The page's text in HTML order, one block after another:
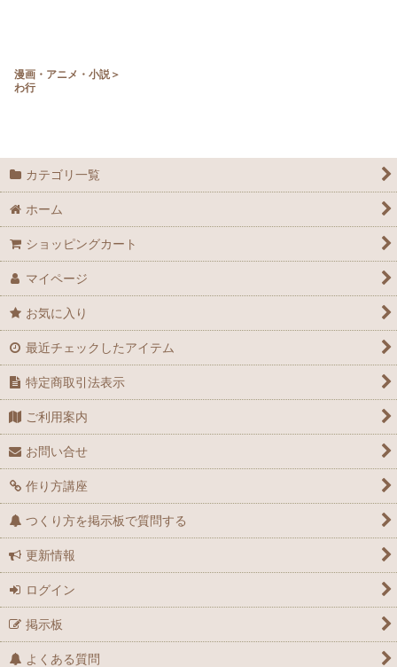
漫画・アニメ・小説＞
わ行
カテゴリ一覧
ホーム
ショッピングカート
マイページ
お気に入り
最近チェックしたアイテム
特定商取引法表示
ご利用案内
お問い合せ
作り方講座
つくり方を掲示板で質問する
更新情報
ログイン
掲示板
よくある質問